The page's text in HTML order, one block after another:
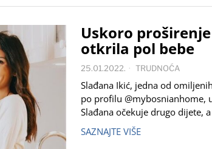
Uskoro
otkrila pol bebe
25.01.2022. TRUDNOĆA
Slađana Ikić, jedna od
po profilu @mybosnianhome,
Slađana očekuje drugo dijete, a
SAZNAJTE VIŠE